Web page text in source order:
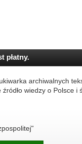
płatny.
archiwalnych
wiedzy o Polsce i